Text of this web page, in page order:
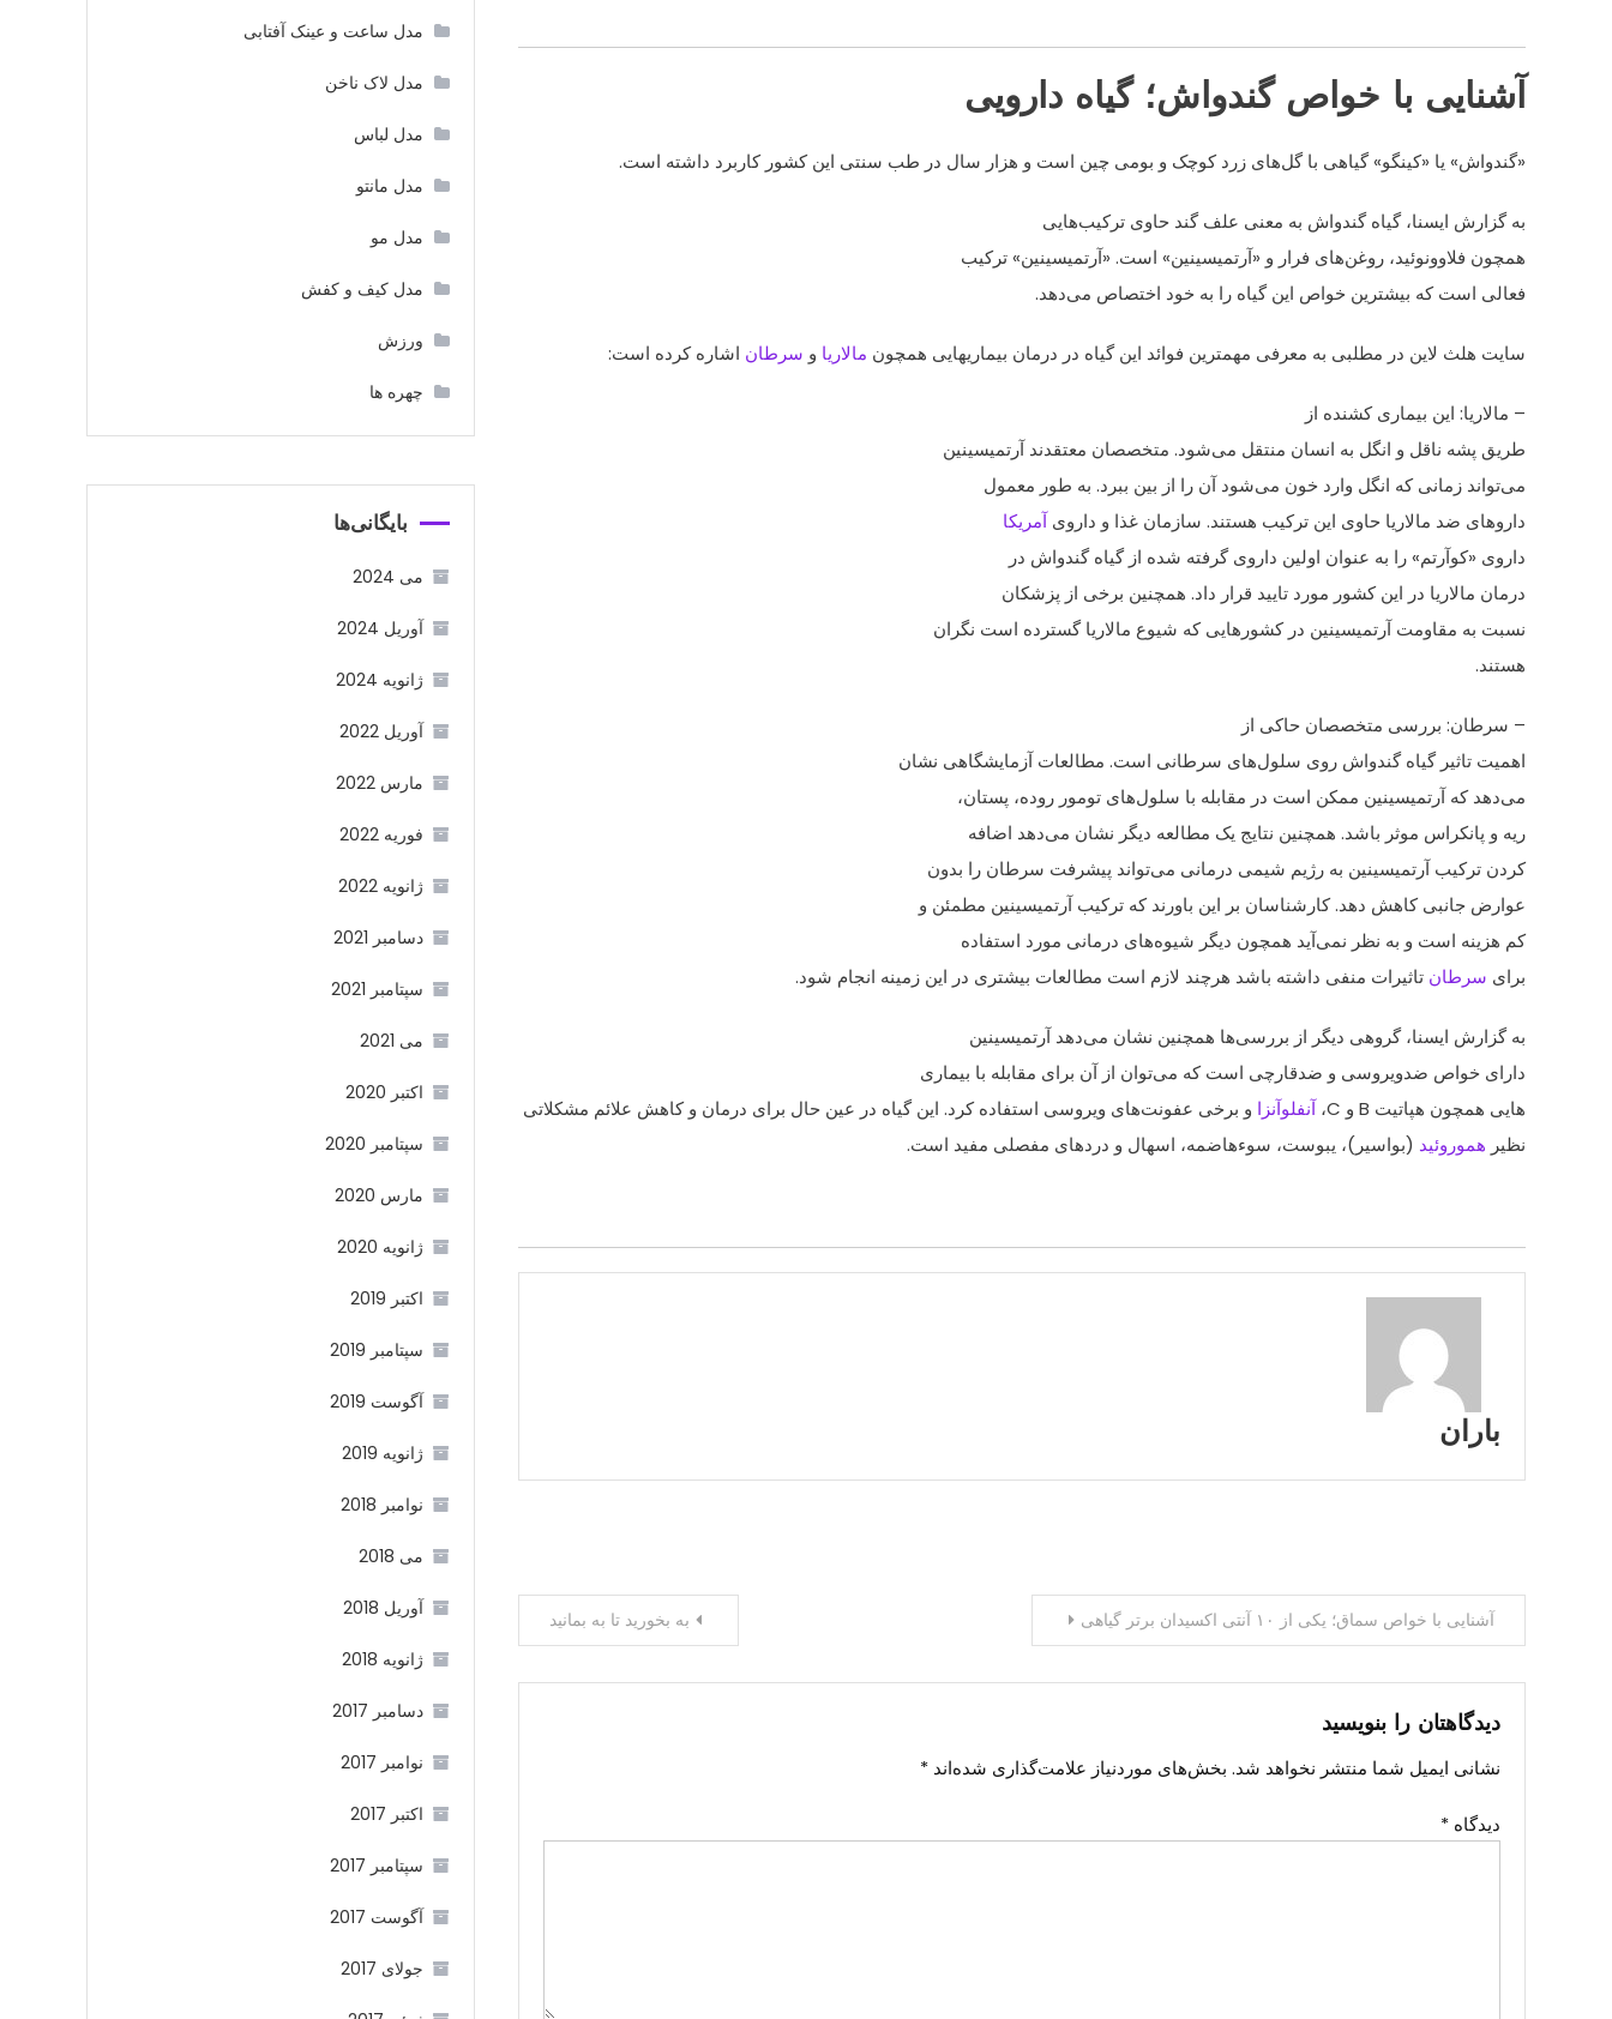
آشنایی با خواص گندواش؛ گیاه دارویی
«گندواش» یا «کینگو» گیاهی با گل‌های زرد کوچک و بومی چین است و هزار سال در طب سنتی این کشور کاربرد داشته است.
به گزارش ايسنا، گیاه گندواش به معنی علف گند حاوی ترکیب‌هایی
همچون فلاوونوئید، روغن‌های فرار و «آرتمیسینین» است. «آرتمیسینین» ترکیب
فعالی است که بیشترین خواص این گیاه را به خود اختصاص می‌دهد.
سایت هلث لاین در مطلبی به معرفی مهمترین فوائد این گیاه در درمان بیماریهایی همچون مالاریا و سرطان اشاره کرده است:
– مالاریا: این بیماری کشنده از
طریق پشه ناقل و انگل به انسان منتقل می‌شود. متخصصان معتقدند آرتمیسینین
می‌تواند زمانی که انگل وارد خون می‌شود آن را از بین ببرد. به طور معمول
داروهای ضد مالاریا حاوی این ترکیب هستند. سازمان غذا و دارویآمریکا
داروی «کوآرتم» را به عنوان اولین داروی گرفته شده‌ از گیاه گندواش در
درمان مالاریا در این کشور مورد تایید قرار داد. همچنین برخی از پزشکان
نسبت به مقاومت آرتمیسینین در کشورهایی که شیوع مالاریا گسترده است نگران
هستند.
– سرطان: بررسی متخصصان حاکی از
اهمیت تاثیر گیاه گندواش روی سلول‌های سرطانی است. مطالعات آزمایشگاهی نشان
می‌دهد که آرتمیسینین ممکن است در مقابله با سلول‌های تومور روده، پستان،‌
ریه و پانکراس موثر باشد. همچنین نتایج یک مطالعه دیگر نشان می‌دهد اضافه
کردن ترکیب آرتمیسینین به رژیم شیمی درمانی می‌تواند پیشرفت سرطان را بدون
عوارض جانبی کاهش دهد. کارشناسان بر این باورند که ترکیب آرتمیسینین مطمئن و
کم هزینه است و به نظر نمی‌آید همچون دیگر شیوه‌های درمانی مورد استفاده
برای سرطان تاثیرات منفی داشته باشد هرچند لازم است مطالعات بیشتری در این زمینه انجام شود.
به گزارش ایسنا، گروهی دیگر از بررسی‌ها همچنین نشان می‌دهد آرتمیسینین
دارای خواص ضدویروسی و ضدقارچی است که می‌توان از آن برای مقابله با بیماری
هایی همچون هپاتیت B و C،
آنفلوآنزا و برخی عفونت‌های ویروسی استفاده کرد. این گیاه در عین حال برای درمان و کاهش علائم مشکلاتی
نظیر هموروئید (بواسیر)، یبوست، سوءهاضمه، اسهال و دردهای مفصلی مفید است.
باران
راهبری
نوشته
به بخورید تا به بمانید آشنایی با خواص سماق؛ یکی از ۱۰ آنتی اکسیدان برتر گیاهی
دیدگاهتان را بنویسید
نشانی ایمیل شما منتشر نخواهد شد. بخش‌های موردنیاز علامت‌گذاری شده‌اند *
دیدگاه *
مدل ساعت و عینک آفتابی
مدل لاک ناخن
مدل لباس
مدل مانتو
مدل مو
مدل کیف و کفش
ورزش
چهره ها
بایگانی‌ها
می 2024
آوریل 2024
ژانویه 2024
آوریل 2022
مارس 2022
فوریه 2022
ژانویه 2022
دسامبر 2021
سپتامبر 2021
می 2021
اکتبر 2020
سپتامبر 2020
مارس 2020
ژانویه 2020
اکتبر 2019
سپتامبر 2019
آگوست 2019
ژانویه 2019
نوامبر 2018
می 2018
آوریل 2018
ژانویه 2018
دسامبر 2017
نوامبر 2017
اکتبر 2017
سپتامبر 2017
آگوست 2017
جولای 2017